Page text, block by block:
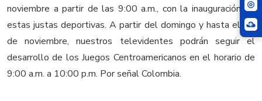
noviembre a partir de las 9:00 a.m., con la inauguración de
estas justas deportivas. A partir del domingo y hasta el 30
de noviembre, nuestros televidentes podrán seguir el
desarrollo de los Juegos Centroamericanos en el horario de
9:00 a.m. a 10:00 p.m. Por señal Colombia.